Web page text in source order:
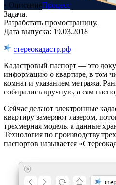
• ОписаниеПроцесс
Задача.
Разработать промостраницу.
Дата выпуска: 19.03.2018
стереокадастр.рф
Кадастровый паспорт — это
информацию о квартире, в том
комнат и указанием метража.
собирались вручную, а сам
Сейчас делают электронные
квартиру замеряют лазером,
трехмерная модель, а данные
Технология по производству
паспортов называется